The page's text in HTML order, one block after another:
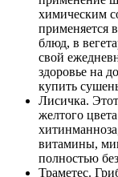
химическим
применяется
блюд, в
свой
здоровье на
купить
Лисичка.
желтого
витамины,
полностью
Траметес.